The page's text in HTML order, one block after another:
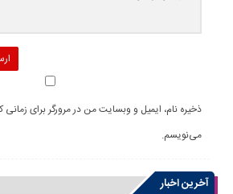
ذخیره نام، ایمیل و وبسایت من در مرورگر برای زمانی
می‌نویسم.
آخرین اخبار